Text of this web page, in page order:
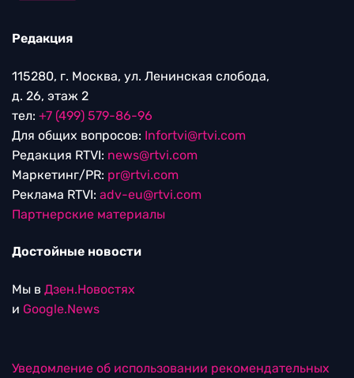
Редакция
115280, г. Москва, ул. Ленинская слобода,
д. 26, этаж 2
тел: +7 (499) 579-86-96
Для общих вопросов: Infortvi@rtvi.com
Редакция RTVI: news@rtvi.com
Маркетинг/PR: pr@rtvi.com
Реклама RTVI: adv-eu@rtvi.com
Партнерские материалы
Достойные новости
Мы в Дзен.Новостях
и Google.News
Уведомление об использовании рекомендательных